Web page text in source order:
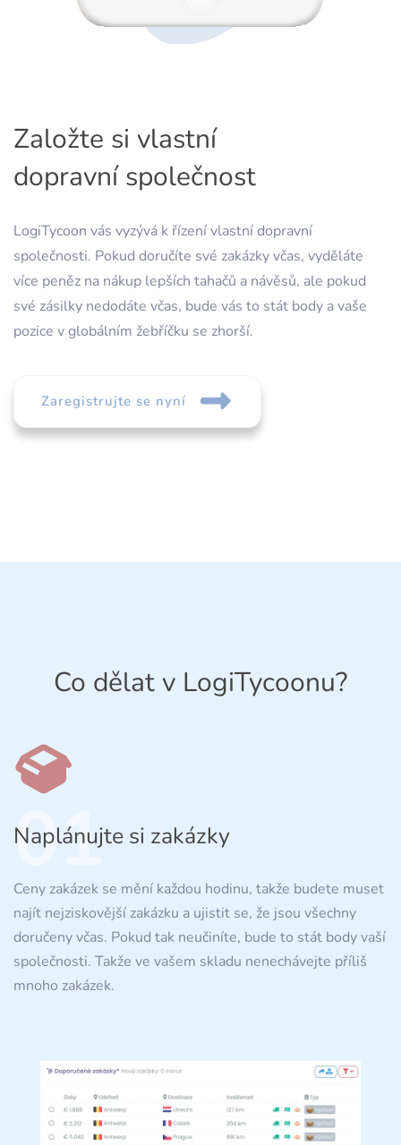
Založte si vlastní
dopravní společnost
LogiTycoon vás vyzývá k řízení vlastní dopravní
společnosti. Pokud doručíte své zakázky včas, vyděláte
více peněz na nákup lepších tahačů a návěsů, ale pokud
své zásilky nedodáte včas, bude vás to stát body a vaše
pozice v globálním žebříčku se zhorší.
Zaregistrujte se nyní
Co dělat v LogiTycoonu?
01
Naplánujte si zakázky
Ceny zakázek se mění každou hodinu, takže budete muset
najít nejziskovější zakázku a ujistit se, že jsou všechny
doručeny včas. Pokud tak neučiníte, bude to stát body vaší
společnosti. Takže ve vašem skladu nenechávejte příliš
mnoho zakázek.